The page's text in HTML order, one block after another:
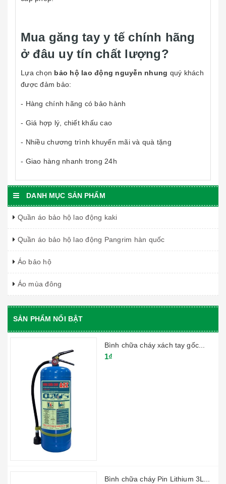
Mua găng tay y tế chính hãng
ở đâu uy tín chất lượng?
Lựa chọn bảo hộ lao động nguyễn nhung quý khách
được đảm bảo:
- Hàng chính hãng có bảo hành
- Giá hợp lý, chiết khấu cao
- Nhiều chương trình khuyến mãi và quà tặng
- Giao hàng nhanh trong 24h
DANH MỤC SẢN PHẨM
Quần áo bảo hộ lao động kaki
Quần áo bảo hộ lao động Pangrim hàn quốc
Áo bảo hộ
Áo mùa đông
SẢN PHẨM NỔI BẬT
Bình chữa cháy xách tay gốc...
1₫
Bình chữa cháy Pin Lithium 3L...